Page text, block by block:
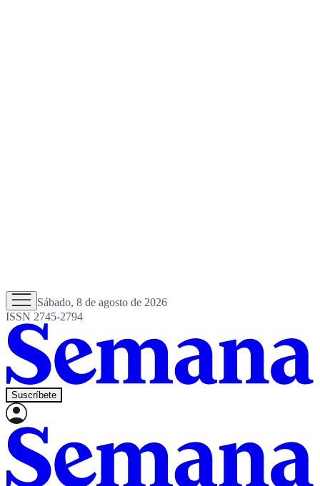
Sábado, 8 de agosto de 2026
ISSN 2745-2794
Suscríbete